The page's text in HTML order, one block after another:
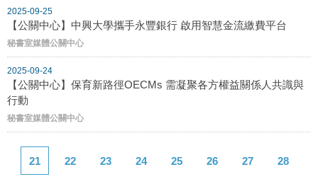
2025-09-25
【公關中心】中興大學攜手永豐銀行 啟用智慧金流繳費平台
秘書室媒體公關中心
2025-09-24
【公關中心】保育新路徑OECMs 需凝聚各方權益關係人共識與
行動
秘書室媒體公關中心
21 22 23 24 25 26 27 28